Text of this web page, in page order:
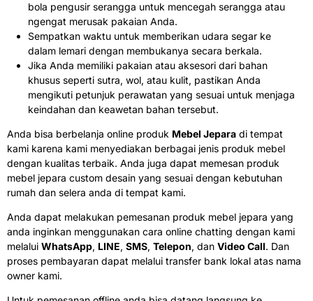
bola pengusir serangga untuk mencegah serangga atau
ngengat merusak pakaian Anda.
Sempatkan waktu untuk memberikan udara segar ke
dalam lemari dengan membukanya secara berkala.
Jika Anda memiliki pakaian atau aksesori dari bahan
khusus seperti sutra, wol, atau kulit, pastikan Anda
mengikuti petunjuk perawatan yang sesuai untuk menjaga
keindahan dan keawetan bahan tersebut.
Anda bisa berbelanja online produk Mebel Jepara di tempat
kami karena kami menyediakan berbagai jenis produk mebel
dengan kualitas terbaik. Anda juga dapat memesan produk
mebel jepara custom desain yang sesuai dengan kebutuhan
rumah dan selera anda di tempat kami.
Anda dapat melakukan pemesanan produk mebel jepara yang
anda inginkan menggunakan cara online chatting dengan kami
melalui WhatsApp, LINE, SMS, Telepon, dan Video Call. Dan
proses pembayaran dapat melalui transfer bank lokal atas nama
owner kami.